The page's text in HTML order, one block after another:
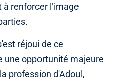
renforcer l’image
réjoui de ce
une opportunité majeure
profession d'Adoul,